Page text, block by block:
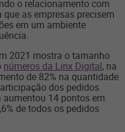
o relacionamento com
as empresas precisem
em um ambiente
2021 mostra o tamanho
números da Linx Digital, na
de 82% na quantidade
dos pedidos
14 pontos em
de todos os pedidos